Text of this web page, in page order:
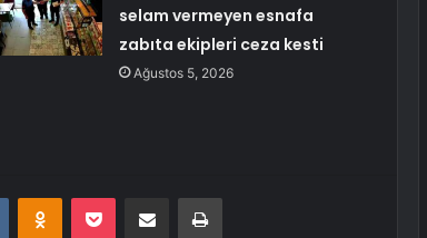
selam vermeyen esnafa
zabıta ekipleri ceza kesti
Ağustos 5, 2026
VKontakteOdnoklassniki
Pocket E-Posta ile paylaş Yazdır